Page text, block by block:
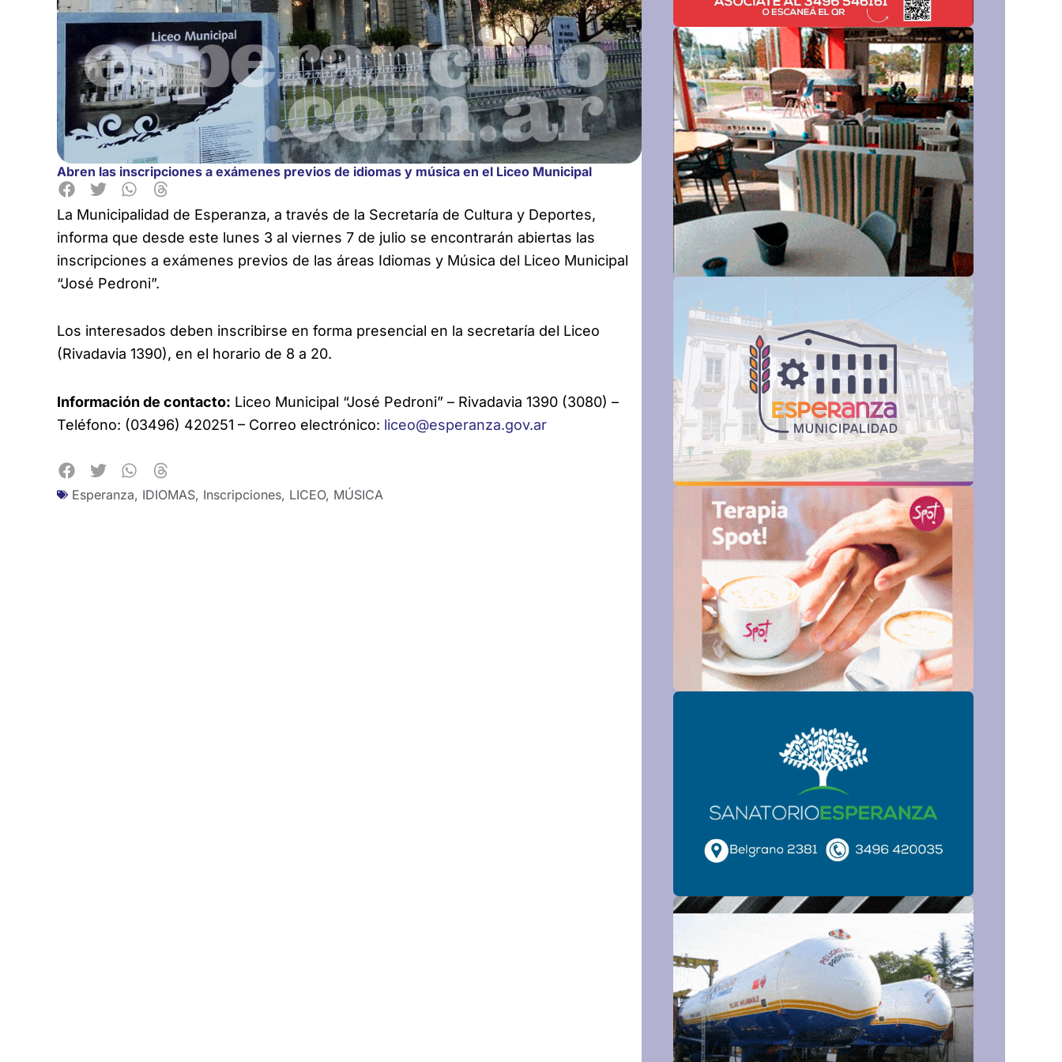
Abren las inscripciones a exámenes previos de idiomas y música en el Liceo Municipal
La Municipalidad de Esperanza, a través de la Secretaría de Cultura y Deportes,
informa que desde este lunes 3 al viernes 7 de julio se encontrarán abiertas las
inscripciones a exámenes previos de las áreas Idiomas y Música del Liceo Municipal
“José Pedroni”.
Los interesados deben inscribirse en forma presencial en la secretaría del Liceo
(Rivadavia 1390), en el horario de 8 a 20.
Información de contacto: Liceo Municipal “José Pedroni” – Rivadavia 1390 (3080) –
Teléfono: (03496) 420251 – Correo electrónico: liceo@esperanza.gov.ar
Esperanza, IDIOMAS, Inscripciones, LICEO, MÚSICA